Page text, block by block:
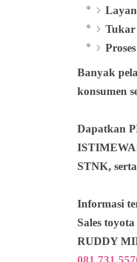
Tukar
Banyak
konsumen
Dapatkan
STNK,
Informasi
Sales
RUDDY